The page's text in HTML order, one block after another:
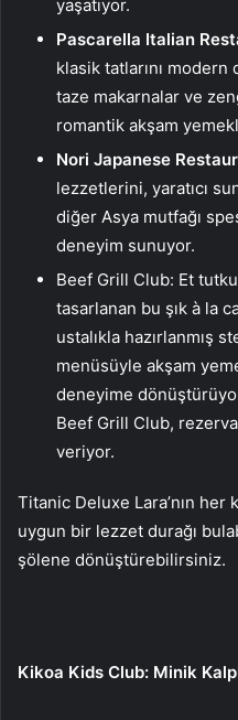
yaşatıyor.
Pascarella Italian
klasik tatlarını
taze makarnalar ve
romantik akşam
Nori Japanese
lezzetlerini, yaratıcı
diğer Asya mutfağı
deneyim sunuyor.
Beef Grill Club: Et
tasarlanan bu şık à la
ustalıkla hazırlanmış
menüsüyle akşam
deneyime
Beef Grill Club,
veriyor.
Titanic Deluxe Lara’nın
uygun bir lezzet durağı
şölene dönüştürebilirsiniz.
Kikoa Kids Club: Minik